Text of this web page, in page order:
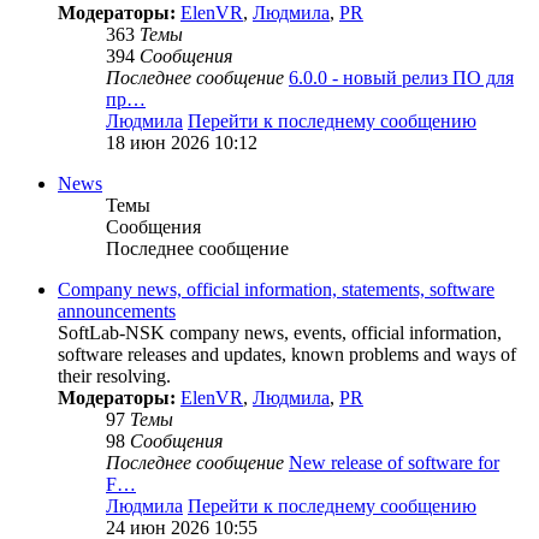
Модераторы: ElenVR, Людмила, PR
363 Темы
394 Сообщения
Последнее сообщение 6.0.0 - новый релиз ПО для
пр…
Людмила Перейти к последнему сообщению
18 июн 2026 10:12
News
Темы
Сообщения
Последнее сообщение
Company news, official information, statements, software
announcements
SoftLab-NSK company news, events, official information,
software releases and updates, known problems and ways of
their resolving.
Модераторы: ElenVR, Людмила, PR
97 Темы
98 Сообщения
Последнее сообщение New release of software for
F…
Людмила Перейти к последнему сообщению
24 июн 2026 10:55